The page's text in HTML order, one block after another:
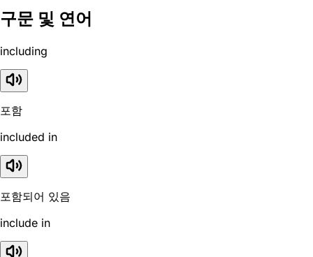
구문 및 연어
including
포함
included in
포함되어 있음
include in